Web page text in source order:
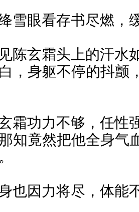
雪眼看存书尽燃，
陈玄霜头上的汗水
，身躯不停的抖颤
霜功力不够，任性
知竟然把他全身气
也因力将尽，体能